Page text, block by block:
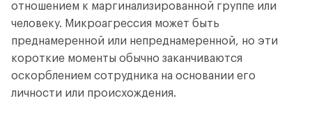
отношением к маргинализированной группе или
человеку. Микроагрессия может быть
преднамеренной или непреднамеренной, но эти
короткие моменты обычно заканчиваются
оскорблением сотрудника на основании его
личности или происхождения.